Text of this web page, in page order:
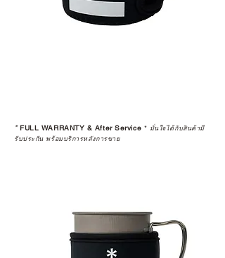
*FULL WARRANTY & After Service * มั่นใจได้กับสินค้ามี
รับประกัน พร้อมบริการหลังการขาย